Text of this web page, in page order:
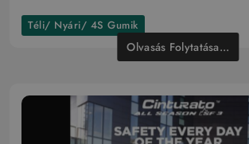
Téli/ Nyári/ 4S Gumik
Olvasás Folytatása...